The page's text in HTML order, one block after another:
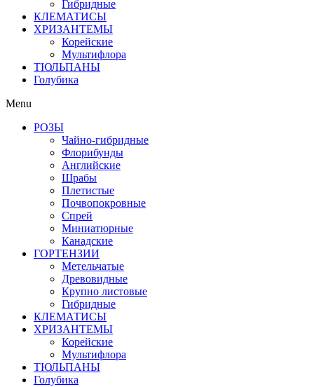
Гибридные
КЛЕМАТИСЫ
ХРИЗАНТЕМЫ
Корейские
Мультифлора
ТЮЛЬПАНЫ
Голубика
Menu
РОЗЫ
Чайно-гибридные
Флорибунды
Английские
Шрабы
Плетистые
Почвопокровные
Спрей
Миниатюрные
Канадские
ГОРТЕНЗИИ
Метельчатые
Древовидные
Крупно листовые
Гибридные
КЛЕМАТИСЫ
ХРИЗАНТЕМЫ
Корейские
Мультифлора
ТЮЛЬПАНЫ
Голубика